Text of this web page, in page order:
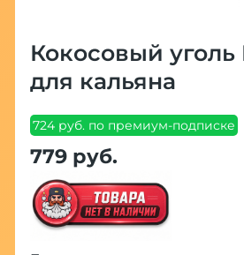
Кокосовый уголь
для кальяна
724 руб. по премиум-подписке
779 руб.